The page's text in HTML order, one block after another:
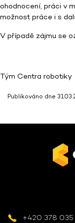
ohodnocení, práci v
možnost práce i s
V případě zájmu se
Tým Centra robotiky
Publikováno dne
+420 378